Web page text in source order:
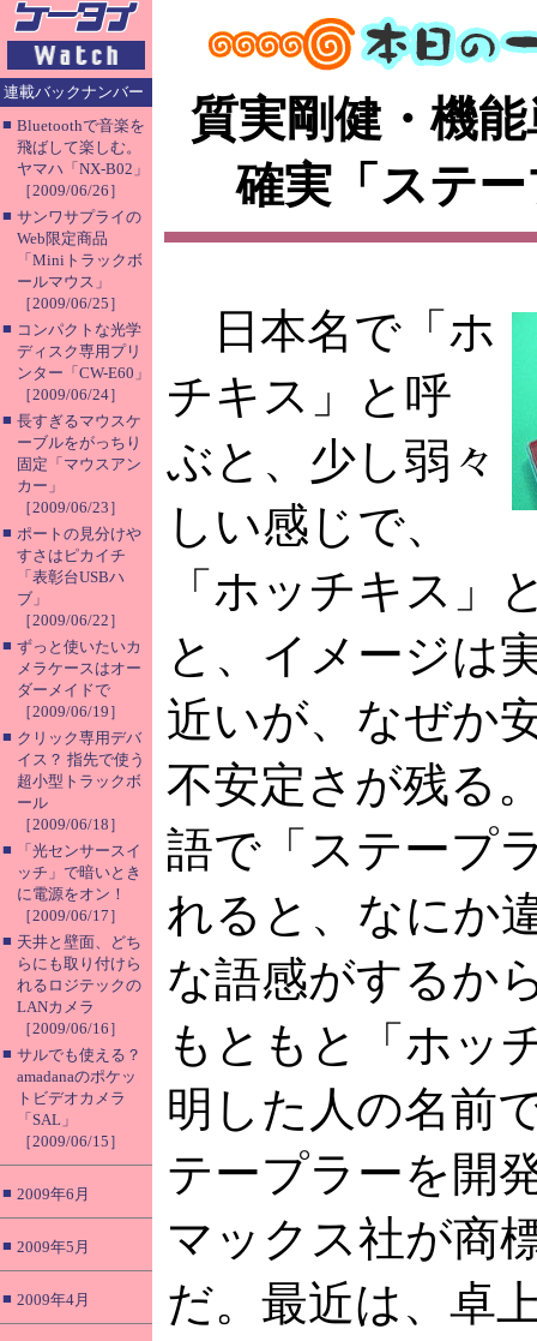
連載バックナンバー
■ Bluetoothで音楽を
飛ばして楽しむ。
ヤマハ「NX-B02」
［2009/06/26］
■ サンワサプライの
Web限定商品
「Miniトラックボ
ールマウス」
［2009/06/25］
■ コンパクトな光学
ディスク専用プリ
ンター「CW-E60」
［2009/06/24］
■ 長すぎるマウスケ
ーブルをがっちり
固定「マウスアン
カー」
［2009/06/23］
■ ポートの見分けや
すさはピカイチ
「表彰台USBハ
ブ」
［2009/06/22］
■ ずっと使いたいカ
メラケースはオー
ダーメイドで
［2009/06/19］
■ クリック専用デバ
イス？ 指先で使う
超小型トラックボ
ール
［2009/06/18］
■
「光センサースイ
ッチ」で暗いとき
に電源をオン！
［2009/06/17］
■ 天井と壁面、どち
らにも取り付けら
れるロジテックの
LANカメラ
［2009/06/16］
■ サルでも使える？
amadanaのポケッ
トビデオカメラ
「SAL」
［2009/06/15］
■ 2009年6月
■ 2009年5月
■ 2009年4月
質実剛健・機
確実「ステ
日本名で「ホ
チキス」と呼
ぶと、少し弱々
しい感じで、
「ホッチキス」
と、イメージは
近いが、なぜか
不安定さが残る
語で「ステープ
れると、なにか
な語感がするか
もともと「ホッ
明した人の名前
テープラーを開
マックス社が商
だ。最近は、卓